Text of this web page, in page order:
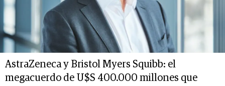
AstraZeneca y Bristol Myers Squibb: el
megacuerdo de U$S 400.000 millones que